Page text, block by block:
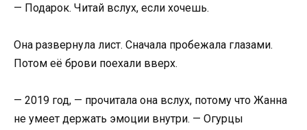
— Подарок. Читай вслух, если хочешь.
Она развернула лист. Сначала пробежала глазами.
Потом её брови поехали вверх.
— 2019 год, — прочитала она вслух, потому что Жанна
не умеет держать эмоции внутри. — Огурцы